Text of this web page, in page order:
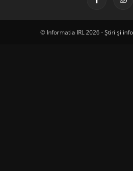
© Informatia IRL 2026 - Știri și